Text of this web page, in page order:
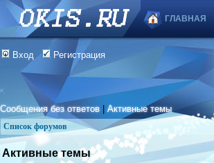
ГЛАВНАЯ
Вход Регистрация
Сообщения без ответов |Активные темы
Список форумов
Активные темы